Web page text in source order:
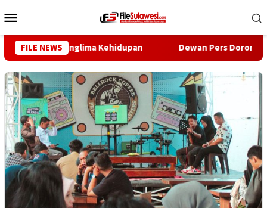
ke
Mobile
FILE NEWS
Jadi Panglima Kehidupan Dewan Pers Dorong